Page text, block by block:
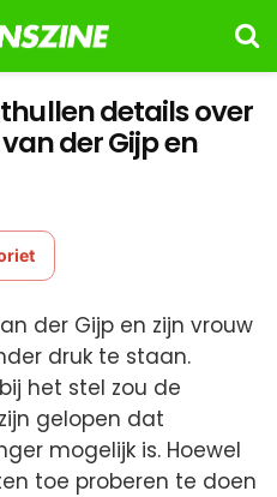
details over
der Gijp en
der Gijp en zijn vrouw
druk te staan.
het stel zou de
gelopen dat
mogelijk is. Hoewel
toe proberen te doen